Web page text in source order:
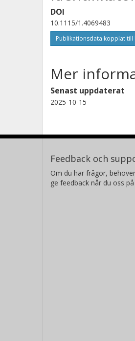
DOI
10.1115/1.4069483
Publikationsdata kopplat till
Mer
Senast uppdaterat
2025-10-15
Feedback och
Om du har frågor,
ge feedback når du oss